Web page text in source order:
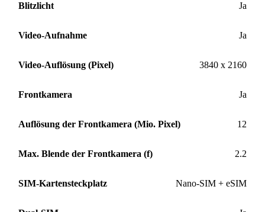
Blitzlicht Ja
Video-Aufnahme Ja
Video-Auflösung (Pixel) 3840 x 2160
Frontkamera Ja
Auflösung der Frontkamera (Mio. Pixel) 12
Max. Blende der Frontkamera (f) 2.2
SIM-Kartensteckplatz Nano-SIM + eSIM